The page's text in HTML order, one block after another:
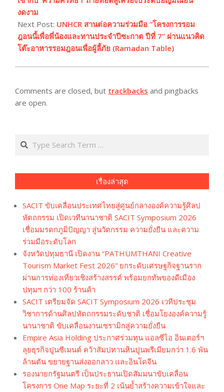
งดงาม
Next Post: UNHCR สานต่อความร่วมมือ “โครงการรอม
ฎอนนี้เพื่อพี่น้องและทานประจำปีซะกาต ปีที่ 7” ผ่านแนวคิด
โต๊ะอาหารรอมฎอนเพื่อผู้ลี้ภัย (Ramadan Table)
Comments are closed, but trackbacks and pingbacks
are open.
Search
เรื่องล่าสุด
SACIT ขับเคลื่อนประเทศไทยสู่ศูนย์กลางองค์ความรู้ศิลป
หัตถกรรม เปิดเวทีนานาชาติ SACIT Symposium 2026
เชื่อมมรดกภูมิปัญญา สู่นวัตกรรม ความยั่งยืน และความ
ร่วมมือระดับโลก
จังหวัดปทุมธานี เปิดงาน “PATHUMTHANI Creative
Tourism Market Fest 2026” ยกระดับเศรษฐกิจฐานราก
ผ่านการท่องเที่ยวเชิงสร้างสรรค์ พร้อมยกทัพของดีเมือง
ปทุมฯ กว่า 100 ร้านค้า
SACIT เตรียมจัด SACIT Symposium 2026 เวทีประชุม
วิชาการด้านศิลปหัตถกรรมระดับชาติ เชื่อมโยงองค์ความรู้
นานาชาติ ขับเคลื่อนงานเซรามิกสู่ความยั่งยืน
Empire Asia Holding ประกาศร่วมทุน แอลซีไอ อินเตอร์ฯ
ลุยธุรกิจปูนซีเมนต์ คว้าสัมปทานหินปูนพรีเมียมกว่า 1.6 พัน
ล้านตัน ขยายฐานส่งออกลาว และอินโดจีน
รองนายกรัฐมนตรี เป็นประธานเปิดสัมมนาขับเคลื่อน
โครงการ One Map ระยะที่ 2 เน้นย้ำสร้างความเข้าใจและ